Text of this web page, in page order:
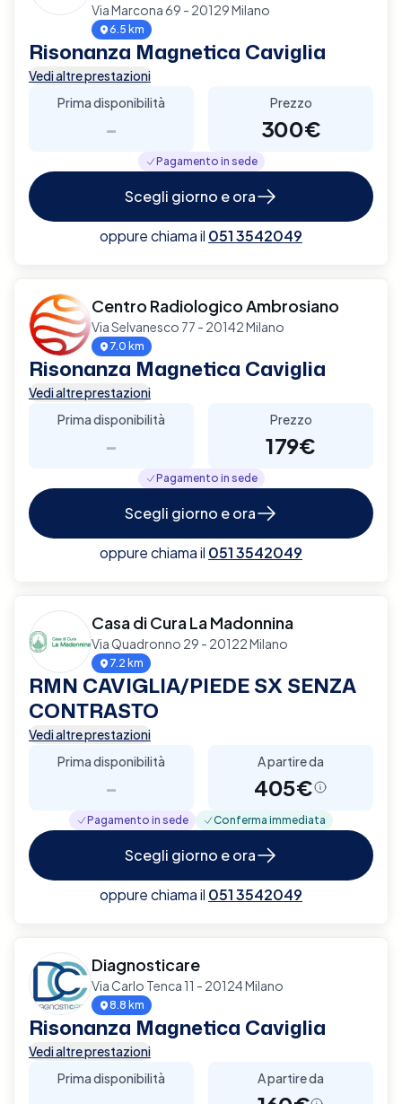
Via Marcona 69 - 20129 Milano
6.5 km
Risonanza Magnetica Caviglia
Vedi altre prestazioni
Prima disponibilità
-
Prezzo
300€
Pagamento in sede
Scegli giorno e ora
oppure chiama il 051 3542049
Centro Radiologico Ambrosiano
Via Selvanesco 77 - 20142 Milano
7.0 km
Risonanza Magnetica Caviglia
Vedi altre prestazioni
Prima disponibilità
-
Prezzo
179€
Pagamento in sede
Scegli giorno e ora
oppure chiama il 051 3542049
Casa di Cura La Madonnina
Via Quadronno 29 - 20122 Milano
7.2 km
RMN CAVIGLIA/PIEDE SX SENZA
CONTRASTO
Vedi altre prestazioni
Prima disponibilità
-
A partire da
405€
Pagamento in sede Conferma immediata
Scegli giorno e ora
oppure chiama il 051 3542049
Diagnosticare
Via Carlo Tenca 11 - 20124 Milano
8.8 km
Risonanza Magnetica Caviglia
Vedi altre prestazioni
Prima disponibilità
A partire da